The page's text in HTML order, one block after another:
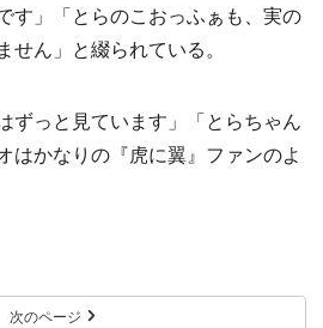
す」「とらのこおっふぁも、実の
ん」と綴られている。
ずっと見ています」「とらちゃん
はかなりの『虎に翼』ファンのよ
次のページ